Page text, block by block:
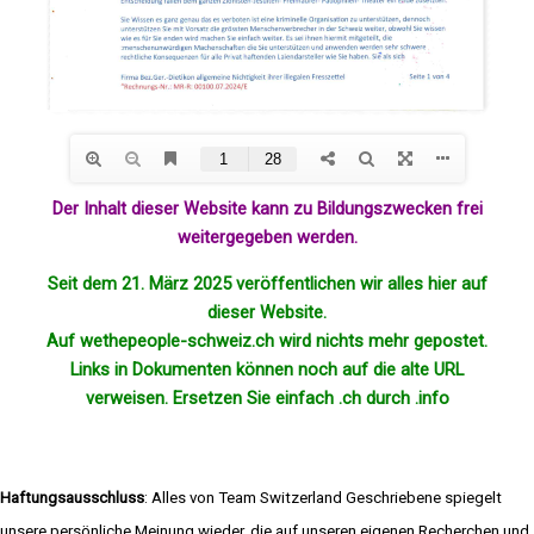
Der Inhalt dieser Website kann zu Bildungszwecken frei
weitergegeben werden.
Seit dem 21. März 2025 veröffentlichen wir alles hier auf
dieser Website.
Auf wethepeople-schweiz.ch wird nichts mehrgepostet.
Links in Dokumenten können noch auf die alte URL
verweisen. Ersetzen Sie einfach .ch durch .info
Haftungsausschluss: Alles von Team Switzerland Geschriebene spiegelt